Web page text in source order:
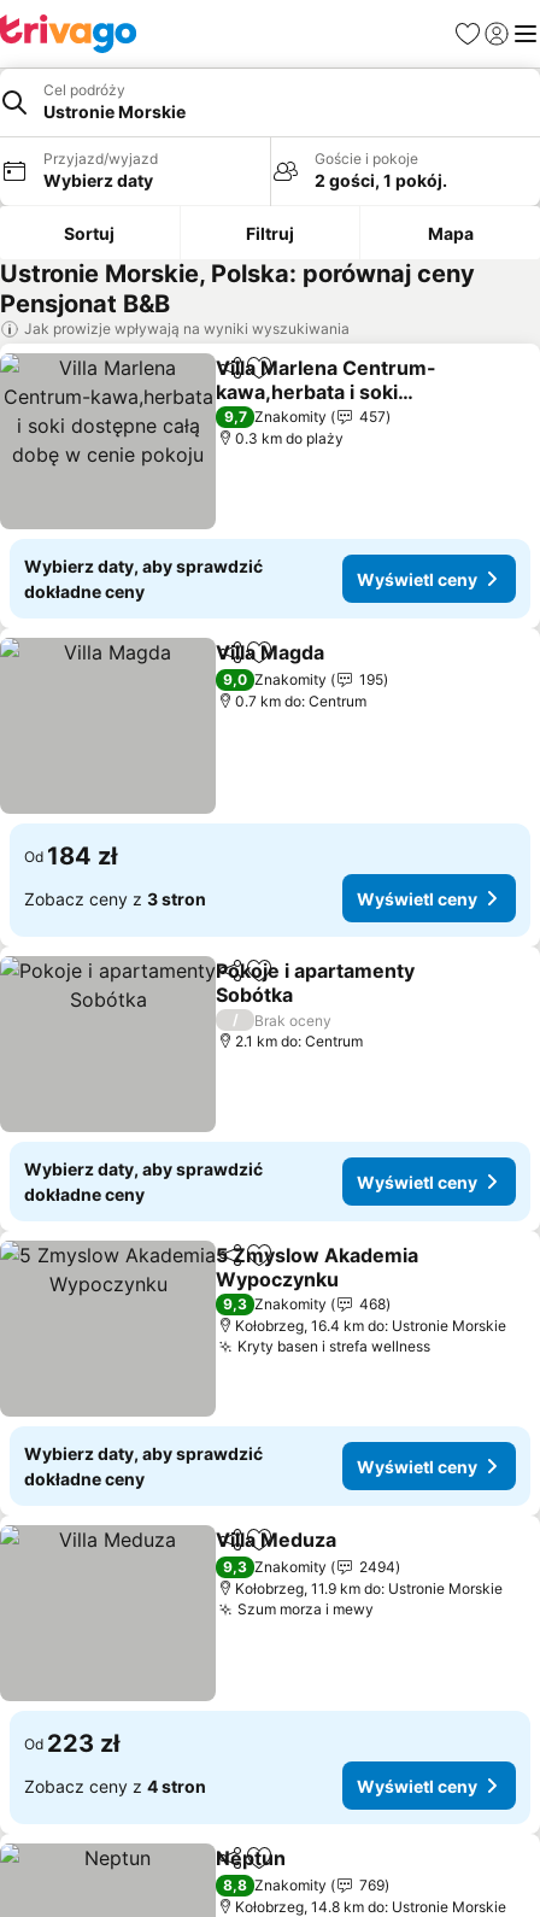
Ulubione
Cel podróży
Ustronie Morskie
Przyjazd/wyjazd
Wybierz daty
Goście i pokoje
2 gości, 1 pokój.
Sortuj Filtruj Mapa
Ustronie Morskie, Polska: porównaj ceny
Pensjonat B&B
Jak prowizje wpływają na wyniki wyszukiwania
Udostępnij
Dodaj do ulubionych
Villa Marlena Centrum-
kawa,herbata i soki
dostępne całą dobę w
cenie pokoju
Wyświetl ceny
9,7 Znakomity
457
0.3 km do plaży
Wybierz daty, aby sprawdzić
dokładne ceny
Wyświetl ceny
Udostępnij
Dodaj do ulubionych
Villa Magda
9,0 Znakomity
195
0.7 km do: Centrum
Od 184 zł
Zobacz ceny z 3 stron Wyświetl ceny
Udostępnij
Dodaj do ulubionych
Pokoje i apartamenty
Sobótka
Wyświetl ceny
/
Brak oceny
2.1 km do: Centrum
Wybierz daty, aby sprawdzić
dokładne ceny
Wyświetl ceny
Udostępnij
Dodaj do ulubionych
5 Zmyslow Akademia
Wypoczynku
Wyświetl ceny
9,3 Znakomity
468
Kołobrzeg, 16.4 km do: Ustronie Morskie
Kryty basen i strefa wellnessWyświetl
Wybierz daty, aby sprawdzić
dokładne ceny
Wyświetl ceny
Udostępnij
Dodaj do ulubionych
Villa Meduza
9,3 Znakomity
2494
Kołobrzeg, 11.9 km do: Ustronie Morskie
Szum morza i mewy
Od 223 zł
Zobacz ceny z 4 stron Wyświetl ceny
UdostępnijDodaj do ulubionych
Neptun
8,8 Znakomity
769
Kołobrzeg, 14.8 km do: Ustronie Morskie